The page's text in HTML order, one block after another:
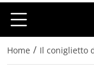
Home / Il coniglietto